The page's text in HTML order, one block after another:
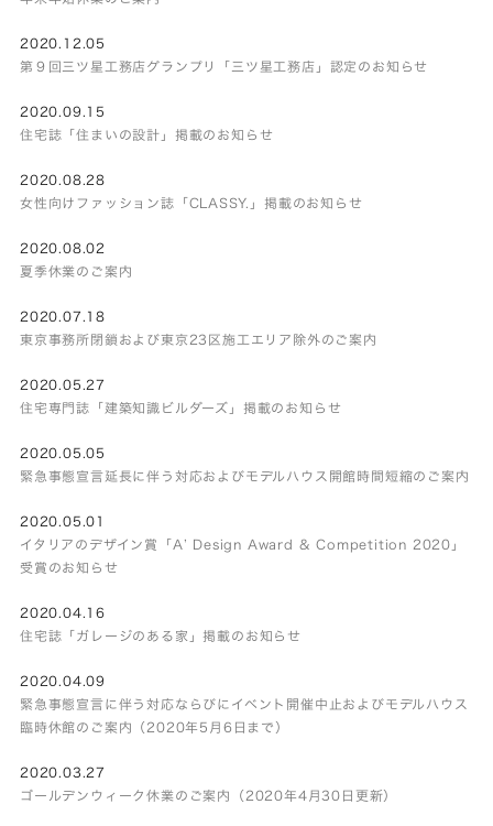
2020.12.05
第９回三ツ星工務店グランプリ「三ツ星工務店」認定のお知らせ
2020.09.15
住宅誌「住まいの設計」掲載のお知らせ
2020.08.28
女性向けファッション誌「CLASSY.」掲載のお知らせ
2020.08.02
夏季休業のご案内
2020.07.18
東京事務所閉鎖および東京23区施工エリア除外のご案内
2020.05.27
住宅専門誌「建築知識ビルダーズ」掲載のお知らせ
2020.05.05
緊急事態宣言延長に伴う対応およびモデルハウス開館時間短縮のご案内
2020.05.01
イタリアのデザイン賞「A’ Design Award & Competition 2020」
受賞のお知らせ
2020.04.16
住宅誌「ガレージのある家」掲載のお知らせ
2020.04.09
緊急事態宣言に伴う対応ならびにイベント開催中止およびモデルハウス
臨時休館のご案内（2020年5月6日まで）
2020.03.27
ゴールデンウィーク休業のご案内（2020年4月30日更新）